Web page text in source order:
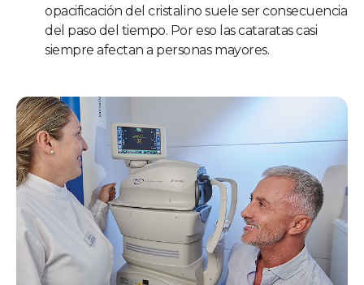
opacificación del cristalino suele ser consecuencia
del paso del tiempo. Por eso las cataratas casi
siempre afectan a personas mayores.